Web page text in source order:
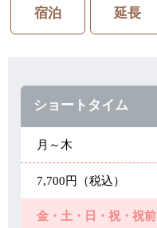
宿泊 延長
ショートタイム
月～木
7,700円（税込）
金・土・日・祝・祝前